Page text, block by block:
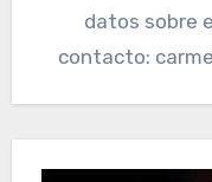
datos sobre
contacto: